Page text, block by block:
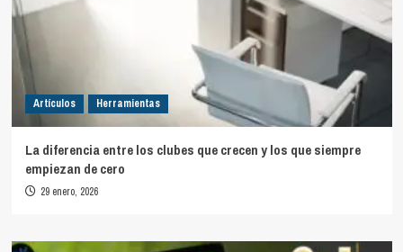
Artículos Herramientas
La diferencia entre los clubes que crecen y los que siempre
empiezan de cero
29 enero, 2026